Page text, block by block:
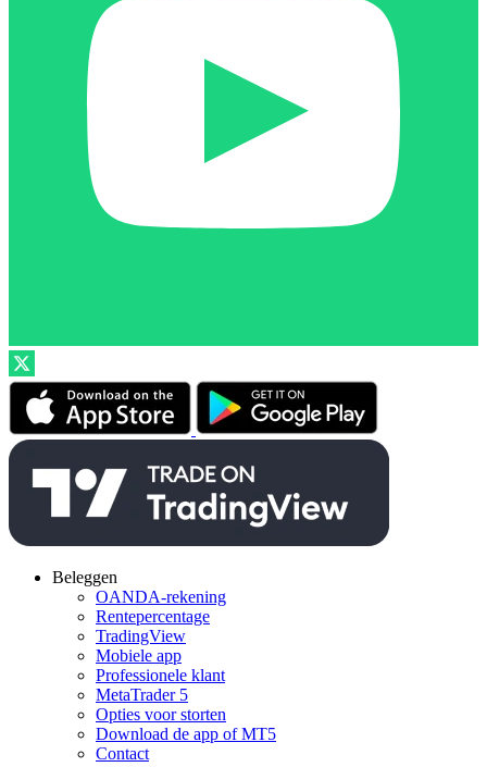
Beleggen
OANDA-rekening
Rentepercentage
TradingView
Mobiele app
Professionele klant
MetaTrader 5
Opties voor storten
Download de app of MT5
Contact